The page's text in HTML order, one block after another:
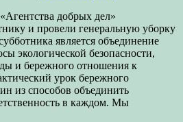
добрых дел»
и провели генеральную уборку
является объединение
экологической безопасности,
и бережного отношения к
урок бережного
из способов объединить
в каждом. Мы